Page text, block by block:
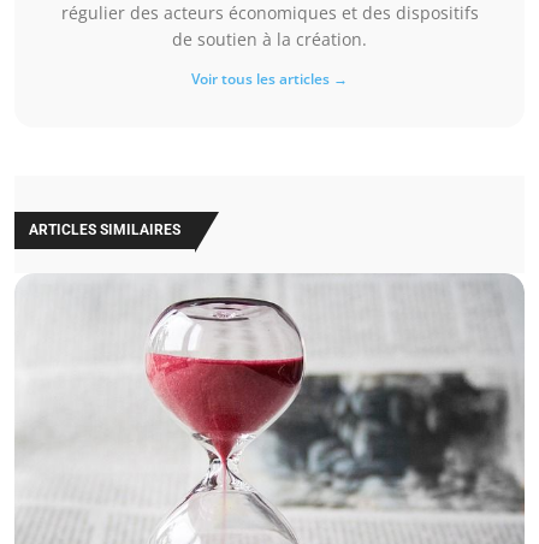
régulier des acteurs économiques et des dispositifs
de soutien à la création.
Voir tous les articles →
ARTICLES SIMILAIRES